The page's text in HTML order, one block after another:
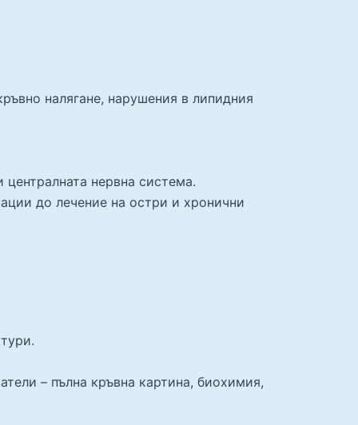
налягане, нарушения в липидния
нервна система.
до лечение на остри и хронични
– пълна кръвна картина, биохимия,